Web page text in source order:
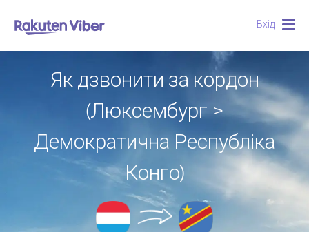
Вхід
Як дзвонити за кордон
(Люксембург >
Демократична Республіка
Конго)